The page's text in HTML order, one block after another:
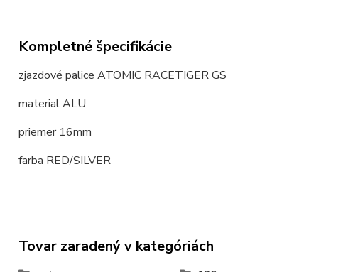
Kompletné špecifikácie
zjazdové palice ATOMIC RACETIGER GS
material ALU
priemer 16mm
farba RED/SILVER
Tovar zaradený v kategóriách